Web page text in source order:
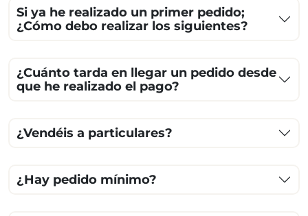
Si ya he realizado un primer pedido;
¿Cómo debo realizar los siguientes?
¿Cuánto tarda en llegar un pedido desde
que he realizado el pago?
¿Vendéis a particulares?
¿Hay pedido mínimo?